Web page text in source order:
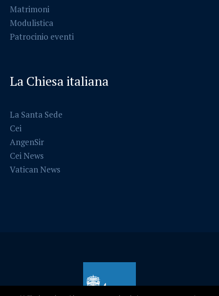
Matrimoni
Modulistica
Patrocinio eventi
La Chiesa italiana
La Santa Sede
Cei
AngenSir
Cei News
Vatican News